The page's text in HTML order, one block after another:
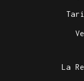
La